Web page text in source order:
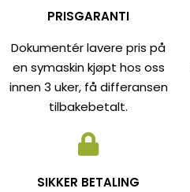
PRISGARANTI
Dokumentér lavere pris på
en symaskin kjøpt hos oss
innen 3 uker, få differansen
tilbakebetalt.
SIKKER BETALING